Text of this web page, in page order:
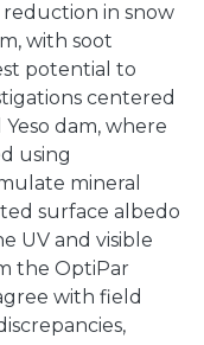
reduction in snow
with soot
potential to
centered
dam, where
using
mineral
surface albedo
UV and visible
the OptiPar
with field